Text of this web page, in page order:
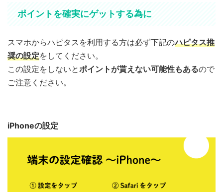
ポイントを確実にゲットする為に
スマホからハピタスを利用する方は必ず下記のハピタス推
奨の設定をしてください。
この設定をしないとポイントが貰えない可能性もあるので
ご注意ください。
iPhoneの設定